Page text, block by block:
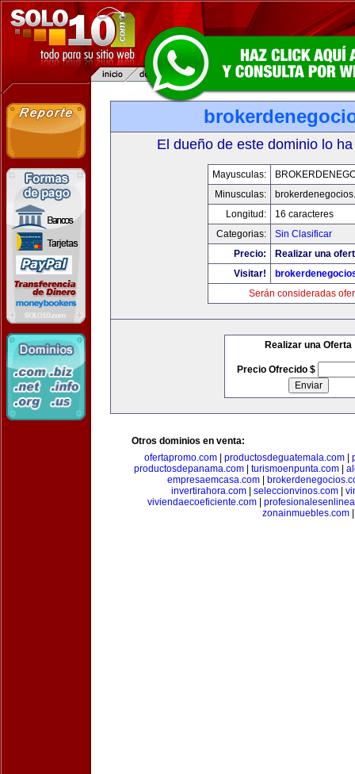
El dueño de este dominio lo
Mayusculas:
Minusculas:
Longitud:
16 caracteres
Categorias:
Sin Clasificar
Precio:
Realizar una
Visitar!
Serán consideradas
Realizar una Oferta
Precio Ofrecido $
Otros dominios en venta:
ofertapromo.com
productosdeguatemala.com
productosdepanama.com
turismoenpunta.com
empresaemcasa.com
invertirahora.com| seleccionvinos.com|
viviendaecoeficiente.com|
zonainmuebles.com